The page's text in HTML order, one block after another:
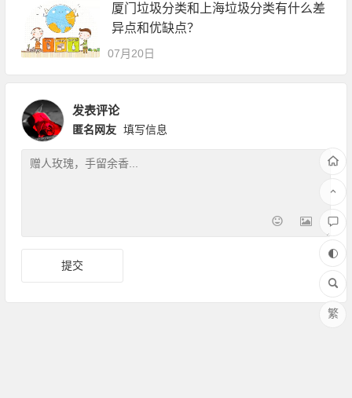
厦门垃圾分类和上海垃圾分类有什么差
异点和优缺点？
07月20日
发表评论
匿名网友 填写信息
繁